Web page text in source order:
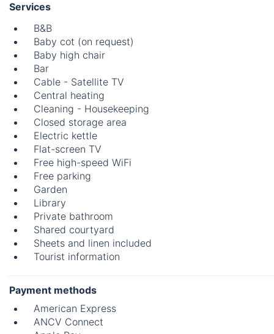
Services
B&B
Baby cot (on request)
Baby high chair
Bar
Cable - Satellite TV
Central heating
Cleaning - Housekeeping
Closed storage area
Electric kettle
Flat-screen TV
Free high-speed WiFi
Free parking
Garden
Library
Private bathroom
Shared courtyard
Sheets and linen included
Tourist information
Payment methods
American Express
ANCV Connect